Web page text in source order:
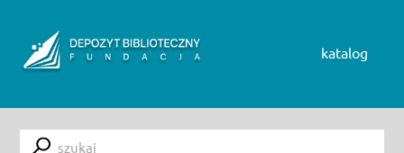
katalog
Submit